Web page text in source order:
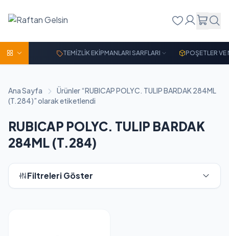
TEMİZLİK EKİPMANLARI SARFLARI POŞETLER VE
Ana Sayfa
Ürünler “RUBICAP POLYC. TULIP BARDAK 284ML
(T.284)” olarak etiketlendi
RUBICAP POLYC. TULIP BARDAK
284ML (T.284)
Filtreleri Göster